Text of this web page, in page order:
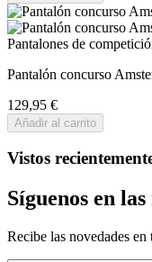
Pantalones de
Pantalón concurso
129,95 €
Añadir al carrito
Vistos
Síguenos en las
Recibe las novedades en